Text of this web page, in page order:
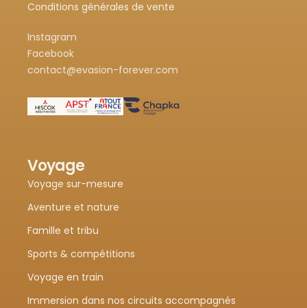
Conditions générales de vente
Instagram
Facebook
contact@evasion-forever.com
Voyage
Voyage sur-mesure
Aventure et nature
Famille et tribu
Sports & compétitions
Voyage en train
Immersion dans nos circuits accompagnés